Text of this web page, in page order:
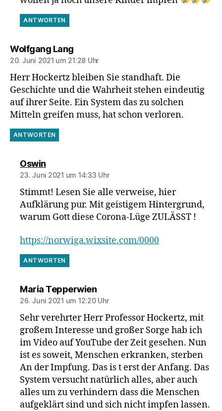
ANTWORTEN
Wolfgang Langsagt:
20. Juni 2021 um 21:28 Uhr
Herr Hockertz bleiben Sie standhaft. Die
Geschichte und die Wahrheit stehen eindeutig
auf ihrer Seite. Ein System das zu solchen
Mitteln greifen muss, hat schon verloren.
ANTWORTEN
Oswinsagt:
23. Juni 2021 um 14:33 Uhr
Stimmt! Lesen Sie alle verweise, hier
Aufklärung pur. Mit geistigem Hintergrund,
warum Gott diese Corona-Lüge ZULÄSST !
https://norwiga.wixsite.com/0000
ANTWORTEN
Maria Tepperwiensagt:
26. Juni 2021 um 12:20 Uhr
Sehr verehrter Herr Professor Hockertz, mit
großem Interesse und großer Sorge hab ich
im Video auf YouTube der Zeit gesehen. Nun
ist es soweit, Menschen erkranken, sterben
An der Impfung. Das is t erst der Anfang. Das
System versucht natürlich alles, aber auch
alles um zu verhindern dass die Menschen
aufgeklärt sind und sich nicht impfen lassen.